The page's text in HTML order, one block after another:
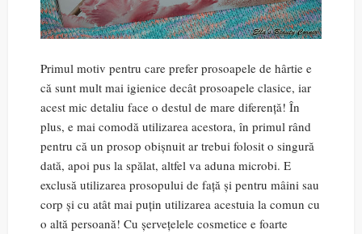
Primul motiv pentru care prefer prosoapele de hârtie e
că sunt mult mai igienice decât prosoapele clasice, iar
acest mic detaliu face o destul de mare diferență! În
plus, e mai comodă utilizarea acestora, în primul rând
pentru că un prosop obișnuit ar trebui folosit o singură
dată, apoi pus la spălat, altfel va aduna microbi. E
exclusă utilizarea prosopului de față și pentru mâini sau
corp și cu atât mai puțin utilizarea acestuia la comun cu
o altă persoană! Cu șervețelele cosmetice e foarte